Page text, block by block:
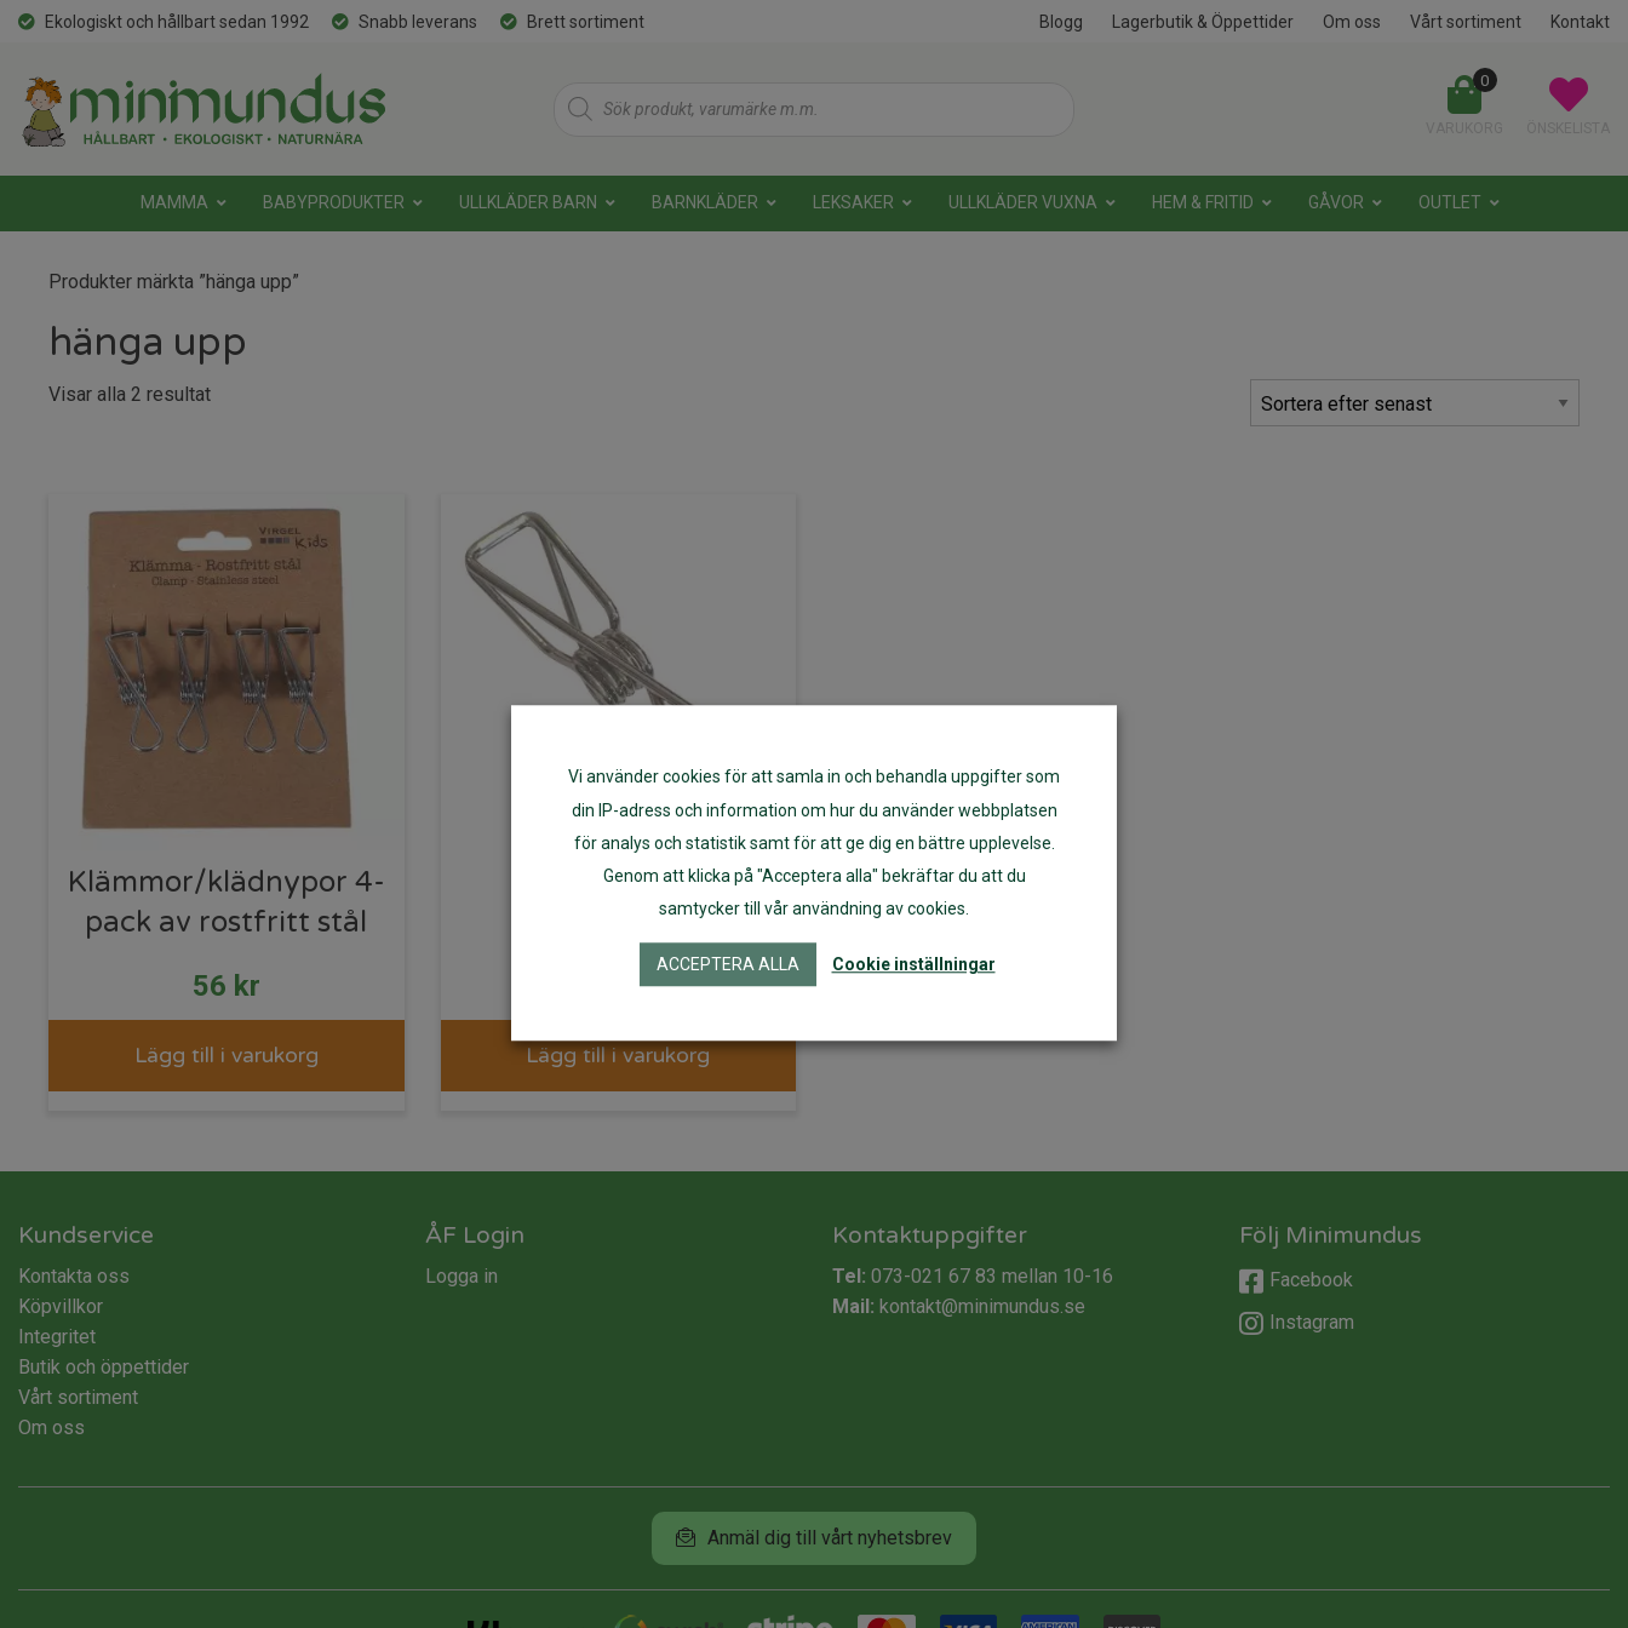
Ekologiskt och hållbart sedan 1992 Snabb leverans Brett sortiment Blogg Lagerbutik & Öppettider Om oss Vårt sortiment Kontakt
Products
search
0
MAMMA BABYPRODUKTER ULLKLÄDER BARN BARNKLÄDER LEKSAKER ULLKLÄDER VUXNA HEM & FRITID GÅVOR OUTLET
Produkter märkta ”hänga upp”
hänga upp
Visar alla 2 resultatSortera
Klämmor/klädnypor 4-
pack av rostfritt stål
56 kr
Lägg till i varukorg
Klämma 1 st av
rostfritt stål
kr
Lägg till i varukorg
Kundservice
Kontakta oss
Köpvillkor
Integritet
Butik och öppettider
Vårt sortiment
Om oss
ÅF Login
Logga in
Kontaktuppgifter
Tel: 073-021 67 83 mellan 10-16
Mail: kontakt@minimundus.se
Följ Minimundus
Facebook
Instagram
Anmäl dig till vårt nyhetsbrev
Vi använder cookies för att samla in och behandla uppgifter som
din IP-adress och information om hur du använder webbplatsen
för analys och statistik samt för att ge dig en bättre upplevelse.
Genom att klicka på "Acceptera alla" bekräftar du att du
samtycker till vår användning av cookies.
ACCEPTERA ALLA Cookie inställningar